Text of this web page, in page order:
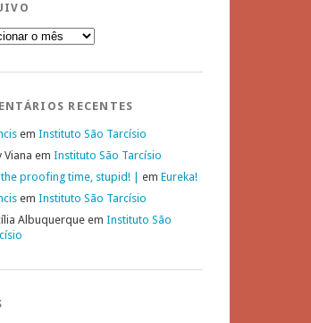
RECENTES
em Instituto São Tarcísio
Viana em Instituto São Tarcísio
the proofing time, stupid! |
em Eureka!
em Instituto São Tarcísio
Albuquerqueem Instituto São